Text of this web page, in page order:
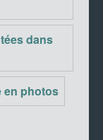
dans
en photos